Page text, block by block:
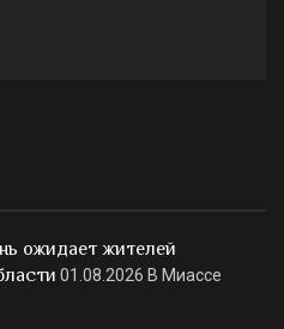
ожидает жителей
01.08.2026 В Миассе